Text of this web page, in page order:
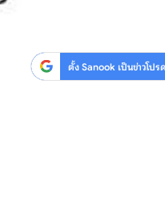
ตั้ง Sanook เป็นข่าวโป